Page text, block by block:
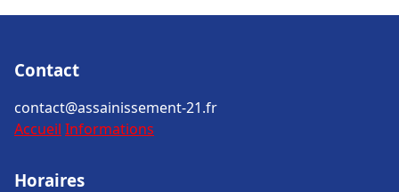
Contact
contact@assainissement-21.fr
Accueil Informations
Horaires